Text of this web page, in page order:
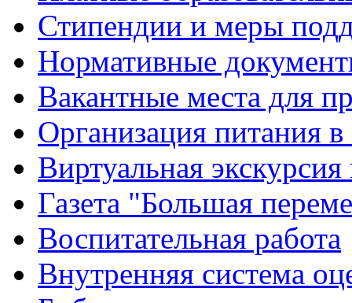
Стипендии и меры
Нормативные
Вакантные места для
Организация питания в
Виртуальная
Газета "Большая
Воспитательная работа
Внутренняя система